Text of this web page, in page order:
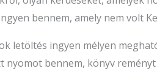
bennem, amely nem volt
letöltés ingyen mélyen
nyomot bennem, könyv